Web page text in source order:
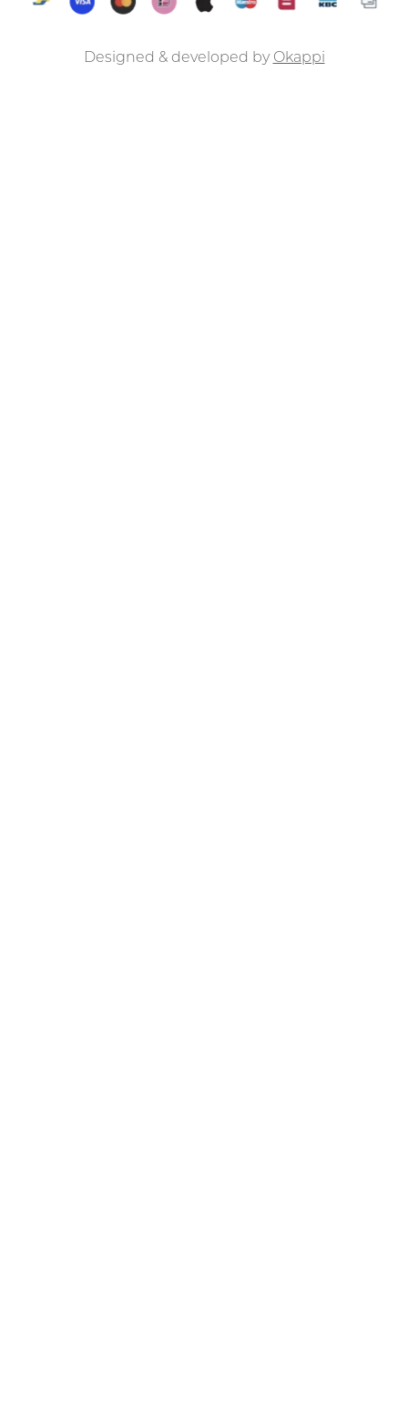
Designed & developed by Okappi